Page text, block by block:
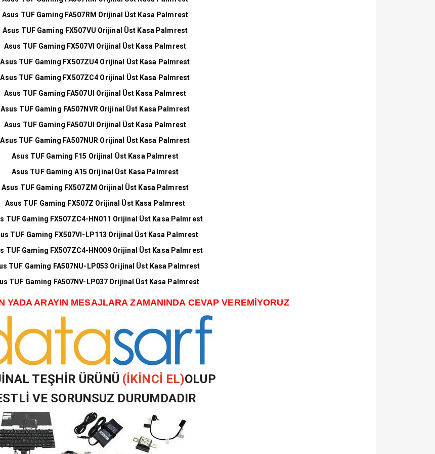
Asus TUF Gaming FA507RM Orijinal Üst Kasa Palmrest
Asus TUF Gaming FX507VU Orijinal Üst Kasa Palmrest
Asus TUF Gaming FX507VI Orijinal Üst Kasa Palmrest
Asus TUF Gaming FX507ZU4 Orijinal Üst Kasa Palmrest
Asus TUF Gaming FX507ZC4 Orijinal Üst Kasa Palmrest
Asus TUF Gaming FA507UI Orijinal Üst Kasa Palmrest
Asus TUF Gaming FA507NVR Orijinal Üst Kasa Palmrest
Asus TUF Gaming FA507UI Orijinal Üst Kasa Palmrest
Asus TUF Gaming FA507NUR Orijinal Üst Kasa Palmrest
Asus TUF Gaming F15 Orijinal Üst Kasa Palmrest
Asus TUF Gaming A15 Orijinal Üst Kasa Palmrest
Asus TUF Gaming FX507ZM Orijinal Üst Kasa Palmrest
Asus TUF Gaming FX507Z Orijinal Üst Kasa Palmrest
TUF Gaming FX507ZC4-HN011 Orijinal Üst Kasa Palmrest
TUF Gaming FX507VI-LP113 Orijinal Üst Kasa Palmrest
TUF Gaming FX507ZC4-HN009 Orijinal Üst Kasa Palmrest
TUF Gaming FA507NU-LP053 Orijinal Üst Kasa Palmrest
TUF Gaming FA507NV-LP037 Orijinal Üst Kasa Palmrest
YADA ARAYIN MESAJLARA ZAMANINDA CEVAP VEREMİYORUZ
TEŞHİR ÜRÜNÜ (İKİNCİ EL)OLUP
VE SORUNSUZ DURUMDADIR